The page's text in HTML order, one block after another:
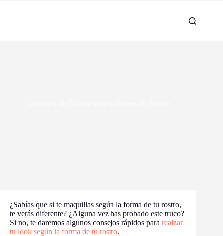
¿Sabías que si te maquillas según la forma de tu rostro,
te verás diferente? ¿Alguna vez has probado este truco?
Si no, te daremos algunos consejos rápidos para realzar
tu look según la forma de tu rostro.